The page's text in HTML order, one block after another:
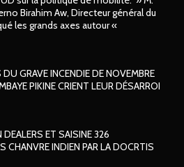
Birahim Aw, Directeur général du
les grands axes autour «
GRAVE INCENDIE DE NOVEMBRE
PIKINE CRIENT LEUR DÉSARROI
DEALERS ET SAISINE 326
CHANVRE INDIEN PAR LA DOCRTIS